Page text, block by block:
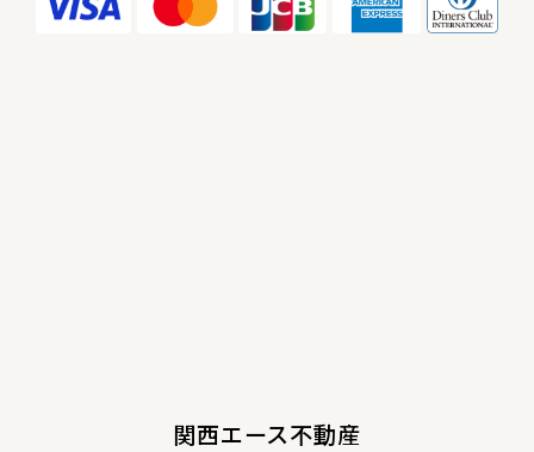
関西エース不動産